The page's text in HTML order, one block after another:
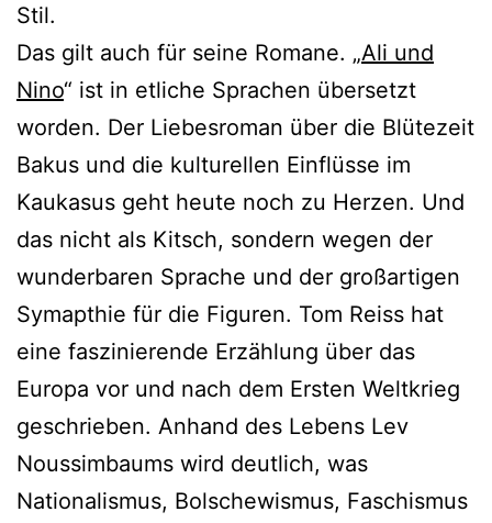
Stil.
Das gilt auch für seine Romane. „Ali und
Nino“ ist in etliche Sprachen übersetzt
worden. Der Liebesroman über die Blütezeit
Bakus und die kulturellen Einflüsse im
Kaukasus geht heute noch zu Herzen. Und
das nicht als Kitsch, sondern wegen der
wunderbaren Sprache und der großartigen
Symapthie für die Figuren. Tom Reiss hat
eine faszinierende Erzählung über das
Europa vor und nach dem Ersten Weltkrieg
geschrieben. Anhand des Lebens Lev
Noussimbaums wird deutlich, was
Nationalismus, Bolschewismus, Faschismus